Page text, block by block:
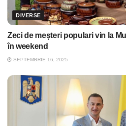
DIVERSE
Zeci de meșteri populari vin la
în weekend
SEPTEMBRIE 16, 2025